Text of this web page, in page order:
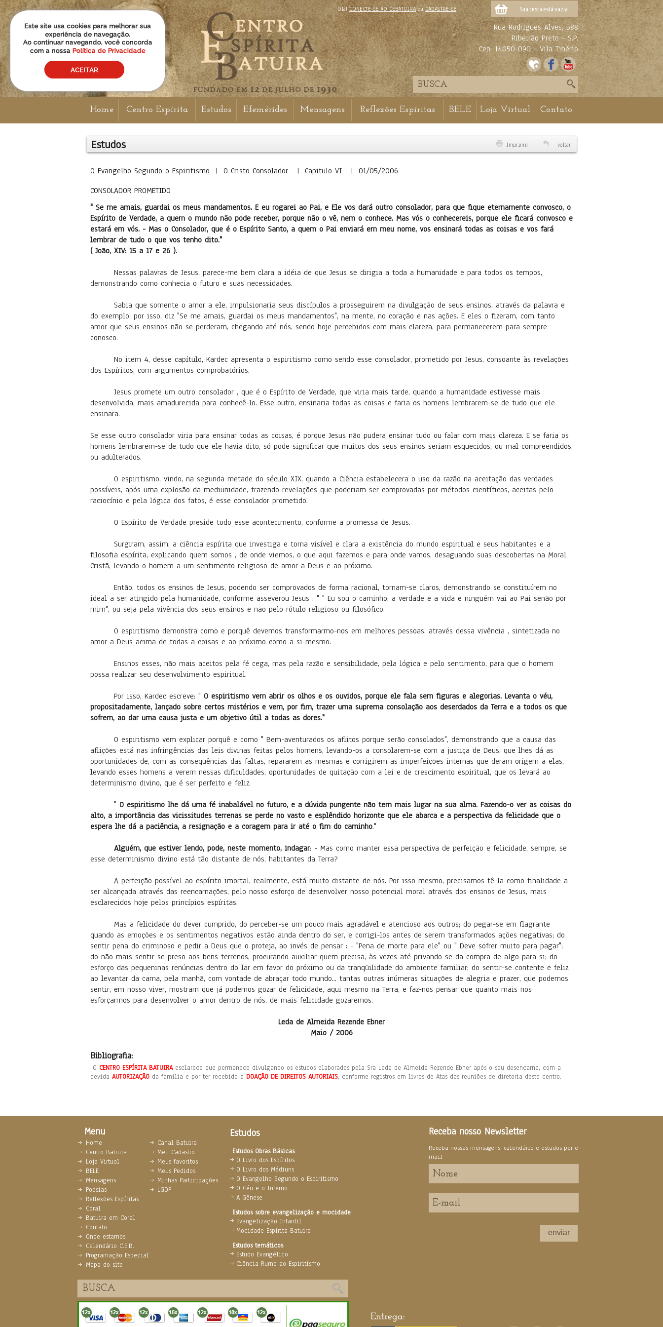
Olá!CONECTE-SE AO CEBATUIRAouCADASTRE-SE! Sua cesta está vazia
Rua Rodrigues Alves, 588
Ribeirão Preto - S.P.
Cep: 14050-090 - Vila Tibério
Home Centro Espírita Estudos Efemérides Mensagens Reflexões Espíritas BELE Loja Virtual Contato
Estudos Imprimir voltar
O Evangelho Segundo o Espiritismo | O Cristo Consolador | Capitulo VI | 01/05/2006
CONSOLADOR PROMETIDO
" Se me amais, guardai os meus mandamentos. E eu rogarei ao Pai, e Ele vos dará outro consolador, para que fique eternamente convosco, o
Espírito de Verdade, a quem o mundo não pode receber, porque não o vê, nem o conhece. Mas vós o conhecereis, porque ele ficará convosco e
estará em vós. - Mas o Consolador, que é o Espírito Santo, a quem o Pai enviará em meu nome, vos ensinará todas as coisas e vos fará
lembrar de tudo o que vos tenho dito."
( João, XIV: 15 a 17 e 26 ).
Nessas palavras de Jesus, parece-me bem clara a idéia de que Jesus se dirigia a toda a humanidade e para todos os tempos,
demonstrando como conhecia o futuro e suas necessidades.
Sabia que somente o amor a ele, impulsionaria seus discípulos a prosseguirem na divulgação de seus ensinos, através da palavra e
do exemplo, por isso, diz "Se me amais, guardai os meus mandamentos", na mente, no coração e nas ações. E eles o fizeram, com tanto
amor que seus ensinos não se perderam, chegando até nós, sendo hoje percebidos com mais clareza, para permanecerem para sempre
conosco.
No item 4, desse capítulo, Kardec apresenta o espiritismo como sendo esse consolador, prometido por Jesus, consoante às revelações
dos Espíritos, com argumentos comprobatórios.
Jesus promete um outro consolador , que é o Espírito de Verdade, que viria mais tarde, quando a humanidade estivesse mais
desenvolvida, mais amadurecida para conhecê-lo. Esse outro, ensinaria todas as coisas e faria os homens lembrarem-se de tudo que ele
ensinara.
Se esse outro consolador viria para ensinar todas as coisas, é porque Jesus não pudera ensinar tudo ou falar com mais clareza. E se faria os
homens lembrarem-se de tudo que ele havia dito, só pode significar que muitos dos seus ensinos seriam esquecidos, ou mal compreendidos,
ou adulterados.
O espiritismo, vindo, na segunda metade do século XIX, quando a Ciência estabelecera o uso da razão na aceitação das verdades
possíveis, após uma explosão da mediunidade, trazendo revelações que poderiam ser comprovadas por métodos científicos, aceitas pelo
raciocínio e pela lógica dos fatos, é esse consolador prometido.
O Espírito de Verdade preside todo esse acontecimento, conforme a promessa de Jesus.
Surgiram, assim, a ciência espírita que investiga e torna visível e clara a existência do mundo espiritual e seus habitantes e a
filosofia espírita, explicando quem somos , de onde viemos, o que aqui fazemos e para onde vamos, desaguando suas descobertas na Moral
Cristã, levando o homem a um sentimento religioso de amor a Deus e ao próximo.
Então, todos os ensinos de Jesus, podendo ser comprovados de forma racional, tornam-se claros, demonstrando se constituírem no
ideal a ser atingido pela humanidade, conforme asseverou Jesus : " " Eu sou o caminho, a verdade e a vida e ninguém vai ao Pai senão por
mim", ou seja pela vivência dos seus ensinos e não pelo rótulo religioso ou filosófico.
O espiritismo demonstra como e porquê devemos transformarmo-nos em melhores pessoas, através dessa vivência , sintetizada no
amor a Deus acima de todas a coisas e ao próximo como a si mesmo.
Ensinos esses, não mais aceitos pela fé cega, mas pela razão e sensibilidade, pela lógica e pelo sentimento, para que o homem
possa realizar seu desenvolvimento espiritual.
Por isso, Kardec escreve: " O espiritismo vem abrir os olhos e os ouvidos, porque ele fala sem figuras e alegorias. Levanta o véu,
propositadamente, lançado sobre certos mistérios e vem, por fim, trazer uma suprema consolação aos deserdados da Terra e a todos os que
sofrem, ao dar uma causa justa e um objetivo útil a todas as dores."
O espiritismo vem explicar porquê e como " Bem-aventurados os aflitos porque serão consolados", demonstrando que a causa das
aflições está nas infringências das leis divinas feitas pelos homens, levando-os a consolarem-se com a justiça de Deus, que lhes dá as
oportunidades de, com as conseqüências das faltas, repararem as mesmas e corrigirem as imperfeições internas que deram origem a elas,
levando esses homens a verem nessas dificuldades, oportunidades de quitação com a lei e de crescimento espiritual, que os levará ao
determinismo divino, que é ser perfeito e feliz.
" O espiritismo lhe dá uma fé inabalável no futuro, e a dúvida pungente não tem mais lugar na sua alma. Fazendo-o ver as coisas do
alto, a importância das vicissitudes terrenas se perde no vasto e esplêndido horizonte que ele abarca e a perspectiva da felicidade que o
espera lhe dá a paciência, a resignação e a coragem para ir até o fim do caminho."
Alguém, que estiver lendo, pode, neste momento, indagar: - Mas como manter essa perspectiva de perfeição e felicidade, sempre, se
esse determinismo divino está tão distante de nós, habitantes da Terra?
A perfeição possível ao espírito imortal, realmente, está muito distante de nós. Por isso mesmo, precisamos tê-la como finalidade a
ser alcançada através das reencarnações, pelo nosso esforço de desenvolver nosso potencial moral através dos ensinos de Jesus, mais
esclarecidos hoje pelos princípios espíritas.
Mas a felicidade do dever cumprido, do perceber-se um pouco mais agradável e atencioso aos outros; do pegar-se em flagrante
quando as emoções e os sentimentos negativos estão ainda dentro do ser, e corrigi-los antes de serem transformados ações negativas; do
sentir pena do criminoso e pedir a Deus que o proteja, ao invés de pensar : - "Pena de morte para ele" ou " Deve sofrer muito para pagar";
do não mais sentir-se preso aos bens terrenos, procurando auxiliar quem precisa, às vezes até privando-se da compra de algo para si; do
esforço das pequeninas renúncias dentro do lar em favor do próximo ou da tranqüilidade do ambiente familiar; do sentir-se contente e feliz,
ao levantar da cama, pela manhã, com vontade de abraçar todo mundo... tantas outras inúmeras situações de alegria e prazer, que podemos
sentir, em nosso viver, mostram que já podemos gozar de felicidade, aqui mesmo na Terra, e faz-nos pensar que quanto mais nos
esforçarmos para desenvolver o amor dentro de nós, de mais felicidade gozaremos.
Leda de Almeida Rezende Ebner
Maio / 2006
Bibliografia:
O CENTRO ESPÍRITA BATUIRAesclarece que permanece divulgando os estudos elaborados pela Sra Leda de Almeida Rezende Ebner após o seu desencarne, com a
devida AUTORIZAÇÃO da família e por ter recebido a DOAÇÃO DE DIREITOS AUTORIAIS, conforme registros em livros de Atas das reuniões de diretoria deste centro.
Menu Estudos
Estudos Obras Básicas
O Livro dos Espíritos
O Livro dos Médiuns
O Evangelho Segundo o Espiritismo
O Céu e o Inferno
A Gênese
Estudos sobre evangelização e mocidade
Evangelização Infantil
Mocidade Espírita Batuira
Estudos temáticos
Estudo Evangélico
Ciência Rumo ao Espiritísmo
Home
Centro Batuira
Loja Virtual
BELE
Mensagens
Poesias
Reflexões Espíritas
Coral
Batuira em Coral
Contato
Onde estamos
Calendário C.E.B.
Programação Especial
Mapa do site
Canal Batuira
Meu Cadastro
Meus favoritos
Meus Pedidos
Minhas Participações
LGDP
Receba nosso Newsletter
Receba nossas mensagens, calendário e estudos por e-
mail
enviar